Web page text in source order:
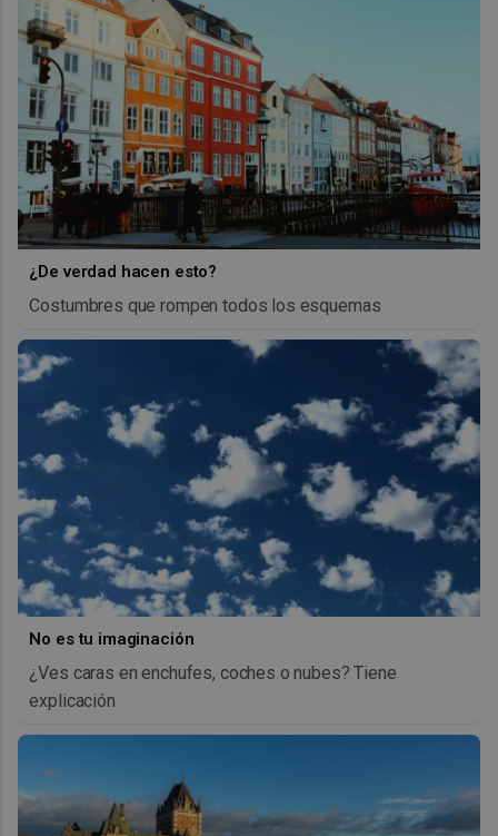
¿De verdad hacen esto?
Costumbres que rompen todos los esquemas
No es tu imaginación
¿Ves caras en enchufes, coches o nubes? Tiene
explicación